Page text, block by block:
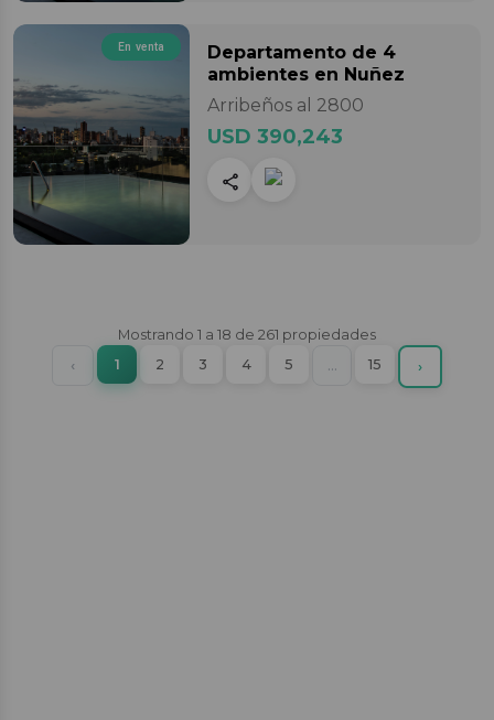
En venta Departamento de 4
ambientes en Nuñez
Arribeños al 2800
USD 390,243
Mostrando 1 a 18 de 261 propiedades
‹ Previous
1(current)
2 3 4 5 …More15 ›Next